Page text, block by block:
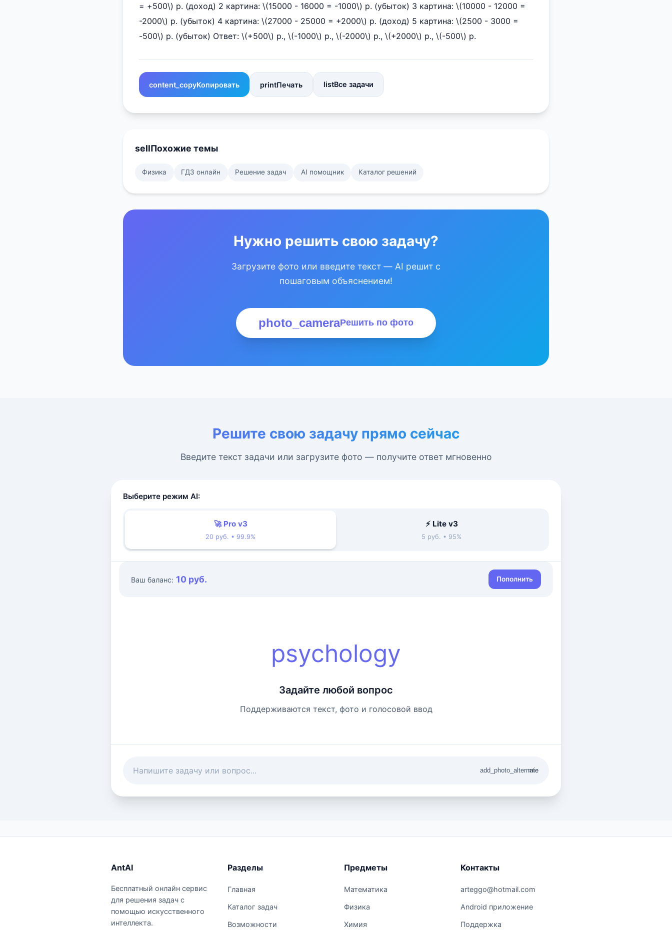
= +500\) р. (доход) 2 картина: \(15000 - 16000 = -1000\) р. (убыток) 3 картина: \(10000 - 12000 =
-2000\) р. (убыток) 4 картина: \(27000 - 25000 = +2000\) р. (доход) 5 картина: \(2500 - 3000 =
-500\) р. (убыток) Ответ: \(+500\) р., \(-1000\) р., \(-2000\) р., \(+2000\) р., \(-500\) р.
content_copyКопировать printПечать listВсе задачи
sellПохожие темы
Физика ГДЗ онлайн Решение задач AI помощник Каталог решений
Нужно решить свою задачу?
Загрузите фото или введите текст — AI решит с
пошаговым объяснением!
photo_cameraРешить по фото
Решите свою задачу прямо сейчас
Введите текст задачи или загрузите фото — получите ответ мгновенно
Выберите режим AI:
🚀 Pro v3
20 руб. • 99.9%
⚡ Lite v3
5 руб. • 95%
Ваш баланс: 10 руб. Пополнить
psychology
Задайте любой вопрос
Поддерживаются текст, фото и голосовой ввод
add_photo_alternate
mic
AntAI
Бесплатный онлайн сервис
для решения задач с
помощью искусственного
интеллекта.
Разделы
Главная
Каталог задач
Возможности
Предметы
Математика
Физика
Химия
Контакты
arteggo@hotmail.com
Android приложение
Поддержка